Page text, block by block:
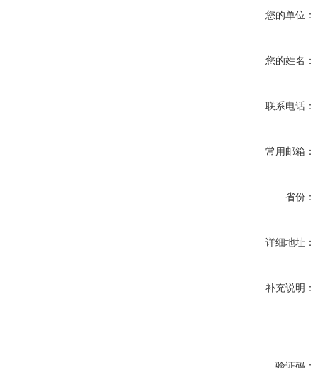
您的单位：
您的姓名：
联系电话：
常用邮箱：
省份：
详细地址：
补充说明：